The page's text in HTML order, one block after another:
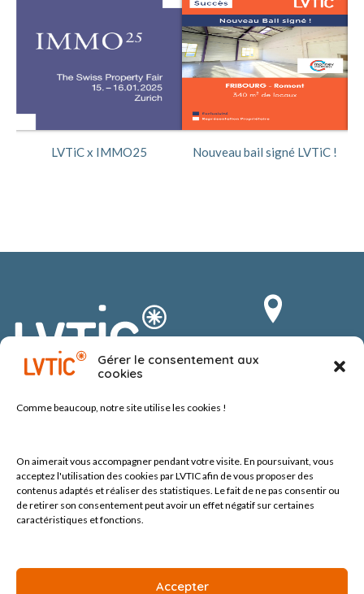
Gérer le consentement aux
cookies
Comme beaucoup, notre siteutilise les cookies !
On aimerait vous accompagner pendant votre visite. En poursuivant, vous
acceptez l'utilisation des cookies par LVTIC afin de vous proposer des
contenus adaptés et réaliser des statistiques. Le fait de ne pas consentir ou
de retirer son consentement peut avoir un effet négatif sur certaines
caractéristiques et fonctions.
Accepter
LVTiC x IMMO25 Nouveau bail signé LVTiC !
Route du Vergnolet 8
1070 Puidoux-Chexbres
Tel +41 (0) 21 552 60 10 contact@lvtic.ch